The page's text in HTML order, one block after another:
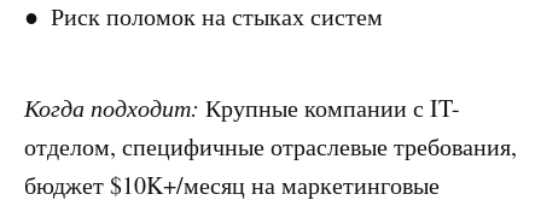
Риск поломок на стыках систем
Когда подходит: Крупные компании с IT-
отделом, специфичные отраслевые требования,
бюджет $10K+/месяц на маркетинговые